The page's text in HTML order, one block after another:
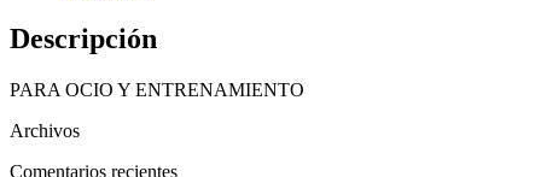
Descripción
PARA OCIO Y ENTRENAMIENTO
Archivos
Comentarios recientes